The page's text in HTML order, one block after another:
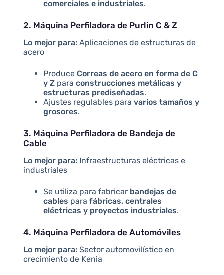
comerciales e industriales.
2. Máquina Perfiladora de Purlin C & Z
Lo mejor para:Aplicaciones de estructuras de
acero
Produce Correas de acero en forma de C
y Zpara construcciones metálicas y
estructuras prediseñadas.
Ajustes regulables para varios tamaños y
grosores.
3. Máquina Perfiladora de Bandeja de
Cable
Lo mejor para:Infraestructuras eléctricas e
industriales
Se utiliza para fabricar bandejas de
cables para fábricas, centrales
eléctricas y proyectos industriales.
4. Máquina Perfiladora de Automóviles
Lo mejor para:Sector automovilístico en
crecimiento de Kenia